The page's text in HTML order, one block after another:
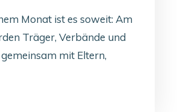
Monat ist es soweit: Am
Träger, Verbände und
mit Eltern,